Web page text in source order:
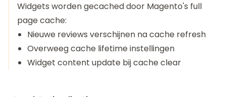
Widgets worden gecached door Magento's full
page cache:
Nieuwe reviews verschijnen na cache refresh
Overweeg cache lifetime instellingen
Widget content update bij cache clear